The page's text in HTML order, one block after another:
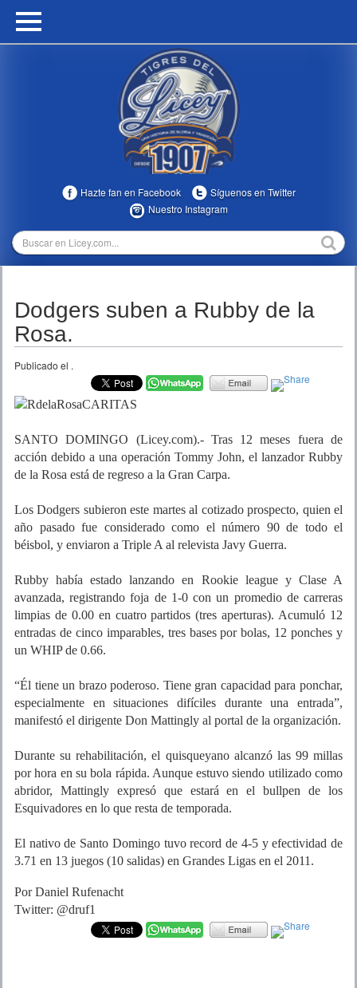
HOME
MULTIMEDIA
TEMPORADAS
Hazte fan en Facebook
Síguenos en Twitter
Nuestro Instagram
Dodgers suben a Rubby de la
Rosa.
Publicado el .
SANTO DOMINGO (Licey.com).- Tras 12 meses fuera de
acción debido a una operación Tommy John, el lanzador Rubby
de la Rosa está de regreso a la Gran Carpa.
Los Dodgers subieron este martes al cotizado prospecto, quien el
año pasado fue considerado como el número 90 de todo el
béisbol, y enviaron a Triple A al relevista Javy Guerra.
Rubby había estado lanzando en Rookie league y Clase A
avanzada, registrando foja de 1-0 con un promedio de carreras
limpias de 0.00 en cuatro partidos (tres aperturas). Acumuló 12
entradas de cinco imparables, tres bases por bolas, 12 ponches y
un WHIP de 0.66.
“Él tiene un brazo poderoso. Tiene gran capacidad para ponchar,
especialmente en situaciones difíciles durante una entrada”,
manifestó el dirigente Don Mattingly al portal de la organización.
Durante su rehabilitación, el quisqueyano alcanzó las 99 millas
por hora en su bola rápida. Aunque estuvo siendo utilizado como
abridor, Mattingly expresó que estará en el bullpen de los
Esquivadores en lo que resta de temporada.
El nativo de Santo Domingo tuvo record de 4-5 y efectividad de
3.71 en 13 juegos (10 salidas) en Grandes Ligas en el 2011.
Por Daniel Rufenacht
Twitter: @druf1